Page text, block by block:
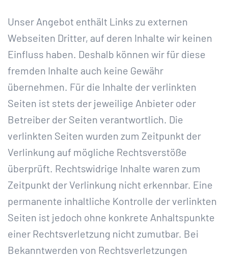
Unser Angebot enthält Links zu externen
Webseiten Dritter, auf deren Inhalte wir keinen
Einfluss haben. Deshalb können wir für diese
fremden Inhalte auch keine Gewähr
übernehmen. Für die Inhalte der verlinkten
Seiten ist stets der jeweilige Anbieter oder
Betreiber der Seiten verantwortlich. Die
verlinkten Seiten wurden zum Zeitpunkt der
Verlinkung auf mögliche Rechtsverstöße
überprüft. Rechtswidrige Inhalte waren zum
Zeitpunkt der Verlinkung nicht erkennbar. Eine
permanente inhaltliche Kontrolle der verlinkten
Seiten ist jedoch ohne konkrete Anhaltspunkte
einer Rechtsverletzung nicht zumutbar. Bei
Bekanntwerden von Rechtsverletzungen